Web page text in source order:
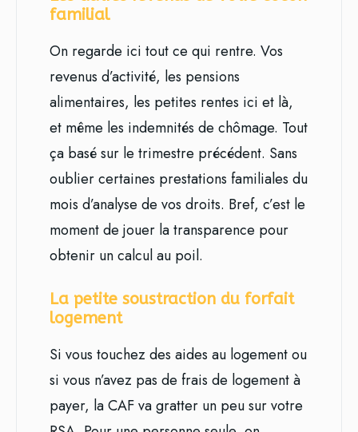
familial
On regarde ici tout ce qui rentre. Vos
revenus d’activité, les pensions
alimentaires, les petites rentes ici et là,
et même les indemnités de chômage. Tout
ça basé sur le trimestre précédent. Sans
oublier certaines prestations familiales du
mois d’analyse de vos droits. Bref, c’est le
moment de jouer la transparence pour
obtenir un calcul au poil.
La petite soustraction du forfait
logement
Si vous touchez des aides au logement ou
si vous n’avez pas de frais de logement à
payer, la CAF va gratter un peu sur votre